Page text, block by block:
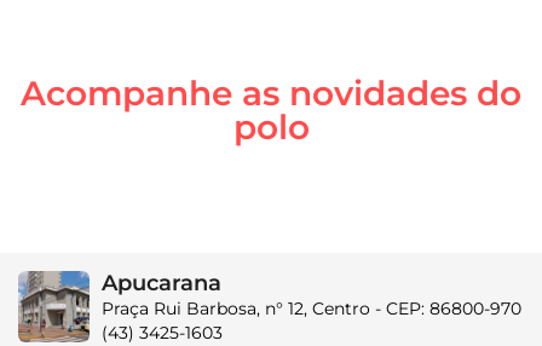
Acompanhe as novidades do
polo
Apucarana
Praça Rui Barbosa, n° 12, Centro - CEP: 86800-970
(43) 3425-1603